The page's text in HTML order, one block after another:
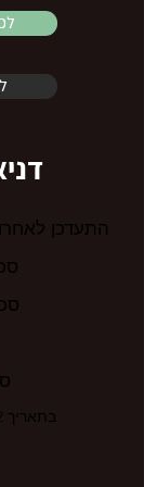
התעדכן
בתאריך 5/2/2022 בשעה 12